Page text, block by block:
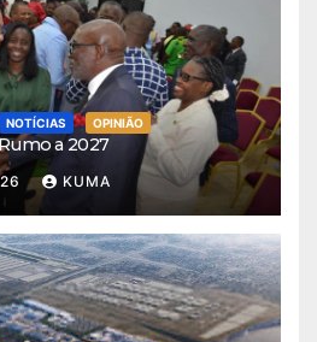
NOTÍCIAS OPINIÃO
a 2027
KUMA